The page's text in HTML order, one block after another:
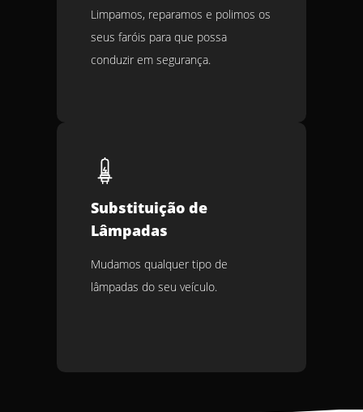
Limpamos, reparamos e polimos os
seus faróis para que possa
conduzir em segurança.
Substituição de
Lâmpadas
Mudamos qualquer tipo de
lâmpadas do seu veículo.